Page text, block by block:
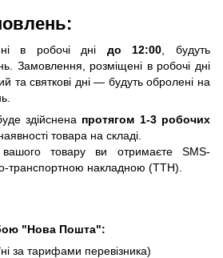
в робочі дні до 12:00 , будуть
Замовлення, розміщені в робочі дні
та святкові дні — будуть обролені на
здійснена протягом 1-3 робочих
товара на складі.
вашого товару ви отримаєте SMS-
транспортною накладною (ТТН).
"Нова Пошта":
за тарифами перевізника)